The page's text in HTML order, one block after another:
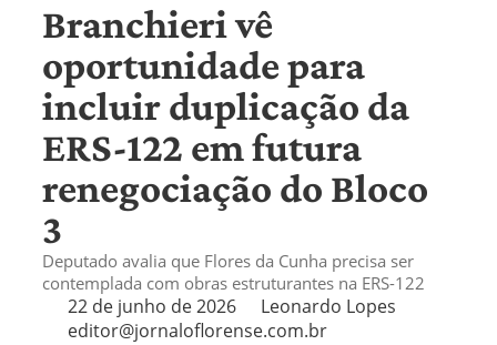
Branchieri vê
oportunidade para
incluir duplicação da
ERS-122 em futura
renegociação do Bloco
3
Deputado avalia que Flores da Cunha precisa ser
contemplada com obras estruturantes na ERS-122
22 de junho de 2026
Leonardo Lopes
editor@jornaloflorense.com.br